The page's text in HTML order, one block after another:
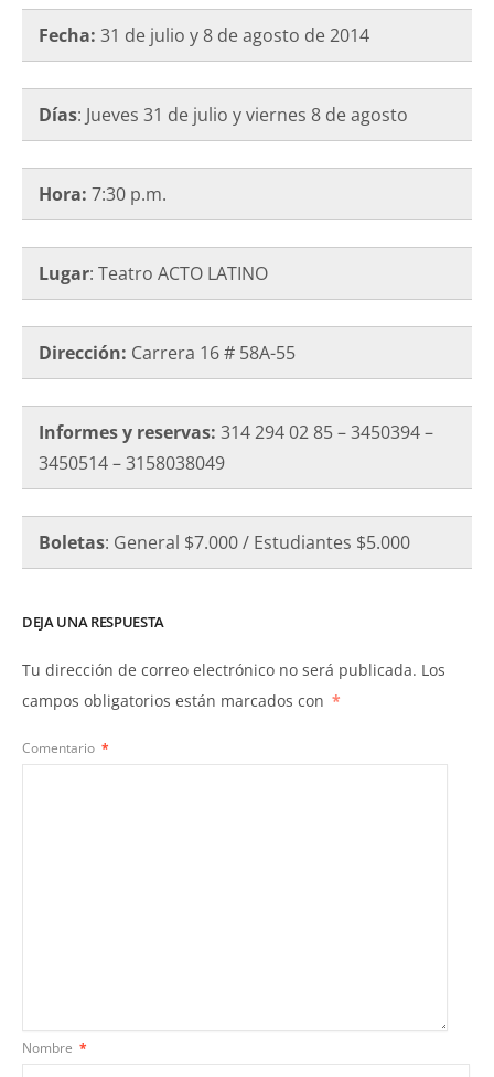
Fecha: 31 de julio y 8 de agosto de2014
Días: Jueves 31 de julio y viernes 8 de agosto
Hora: 7:30 p.m.
Lugar: Teatro ACTO LATINO
Dirección: Carrera 16 # 58A-55
Informes y reservas: 314 294 02 85 – 3450394 –
3450514 – 3158038049
Boletas: General $7.000 / Estudiantes $5.000
DEJA UNA RESPUESTA
Tu dirección de correo electrónico no será publicada. Los
campos obligatorios están marcados con *
Comentario *
Nombre *